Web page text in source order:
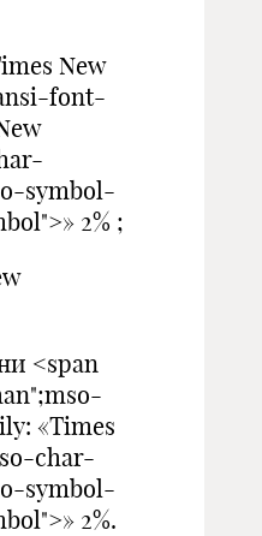
New
font-
symbol-
2% ;
<span
«Times
char-
symbol-
2%.